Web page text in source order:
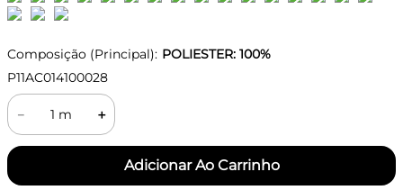
Composição (Principal): POLIESTER: 100%
P11AC014100028
＋
－